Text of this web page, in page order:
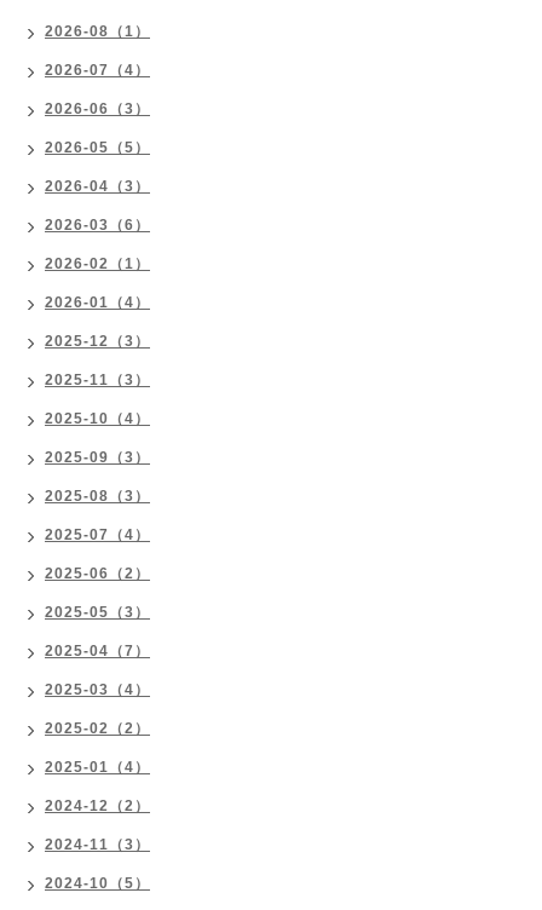
2026-08（1）
2026-07（4）
2026-06（3）
2026-05（5）
2026-04（3）
2026-03（6）
2026-02（1）
2026-01（4）
2025-12（3）
2025-11（3）
2025-10（4）
2025-09（3）
2025-08（3）
2025-07（4）
2025-06（2）
2025-05（3）
2025-04（7）
2025-03（4）
2025-02（2）
2025-01（4）
2024-12（2）
2024-11（3）
2024-10（5）